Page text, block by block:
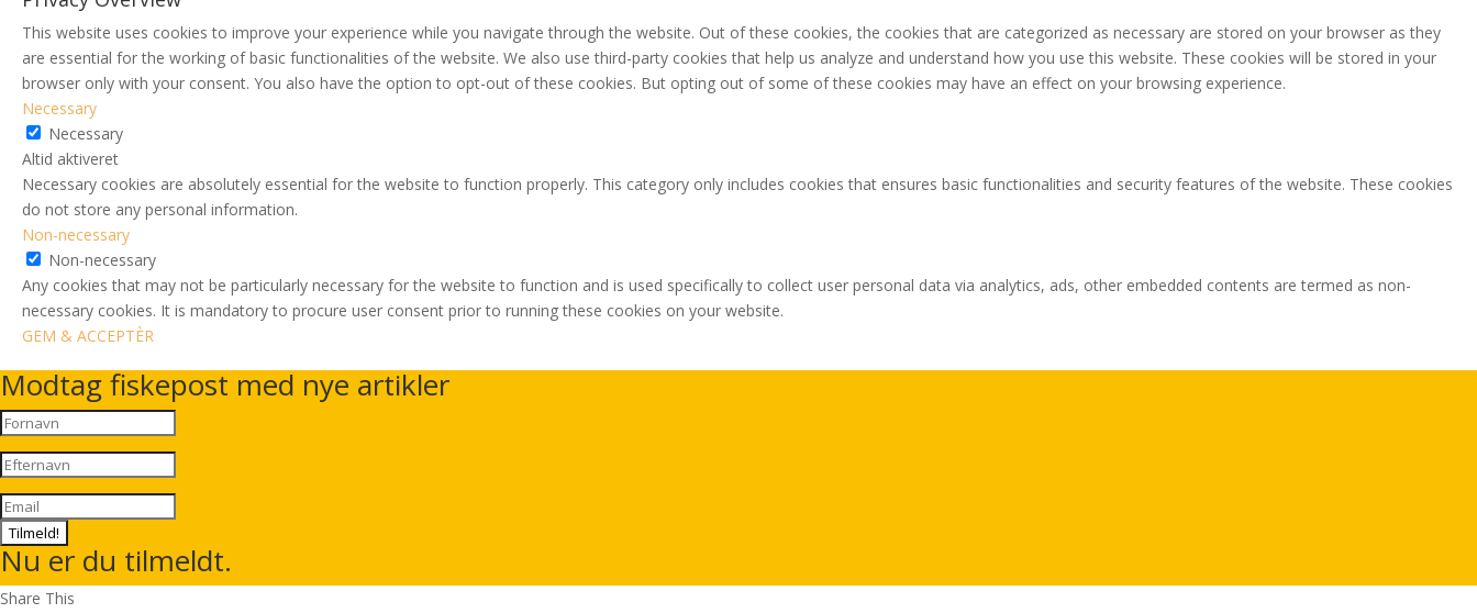
This website uses cookies to improve your experience while you navigate through the website. Out of these cookies, the cookies that are categorized as necessary are stored on your browser as they
are essential for the working of basic functionalities of the website. We also use third-party cookies that help us analyze and understand how you use this website. These cookies will be stored in your
browser only with your consent. You also have the option to opt-out of these cookies. But opting out of some of these cookies may have an effect on your browsing experience.
Necessary
Necessary
Altid aktiveret
Necessary cookies are absolutely essential for the website to function properly. This category only includes cookies that ensures basic functionalities and security features of the website. These cookies
do not store any personal information.
Non-necessary
Non-necessary
Any cookies that may not be particularly necessary for the website to function and is used specifically to collect user personal data via analytics, ads, other embedded contents are termed as non-
necessary cookies. It is mandatory to procure user consent prior to running these cookies on your website.
GEM & ACCEPTÈR
Modtag fiskepost med nye artikler
Tilmeld!
Nu er du tilmeldt.
Share This